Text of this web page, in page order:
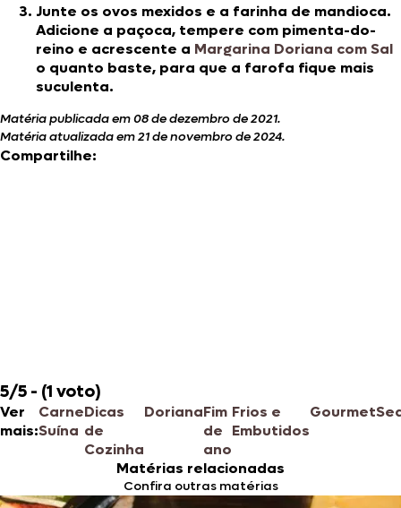
Junte os ovos mexidos e a farinha de mandioca.
Adicione a paçoca, tempere com pimenta-do-
reino e acrescente a Margarina Doriana com Sal
o quanto baste, para que a farofa fique mais
suculenta.
Matéria publicada em 08 de dezembro de 2021.
Matéria atualizada em 21 de novembro de 2024.
Compartilhe:
5/5 - (1 voto)
Ver
mais:
Carne
Suína
Dicas
de
Cozinha
DorianaFim
de
ano
Frios e
Embutidos
Gourmet
Matérias relacionadas
Confira outras matérias